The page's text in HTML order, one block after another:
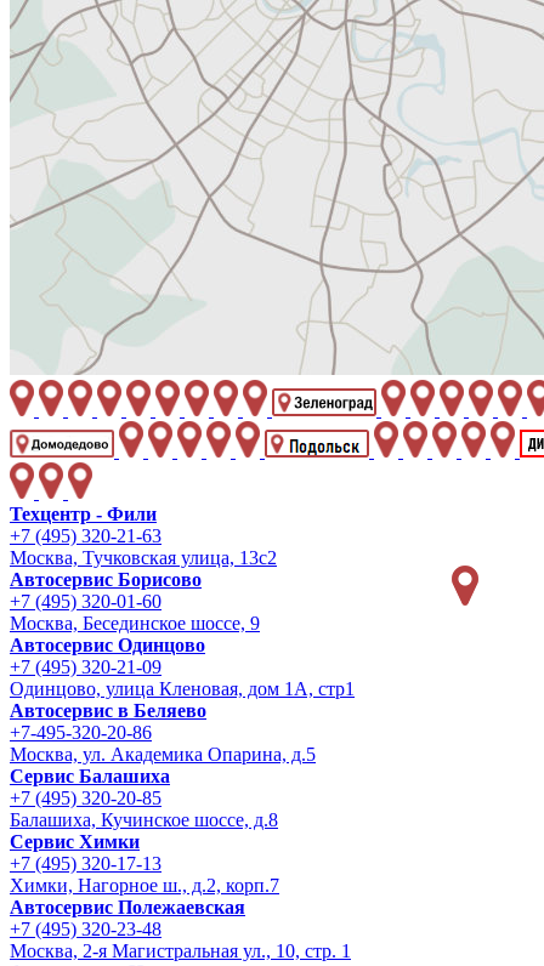
Техцентр - Фили
+7 (495) 320-21-63
Москва, Тучковская улица, 13с2
Автосервис Борисово
+7 (495) 320-01-60
Москва, Бесединское шоссе, 9
Автосервис Одинцово
+7 (495) 320-21-09
Одинцово, улица Кленовая, дом 1А, стр1
Автосервис в Беляево
+7-495-320-20-86
Москва, ул. Академика Опарина, д.5
Сервис Балашиха
+7 (495) 320-20-85
Балашиха, Кучинское шоссе, д.8
Сервис Химки
+7 (495) 320-17-13
Химки, Нагорное ш., д.2, корп.7
Автосервис Полежаевская
+7 (495) 320-23-48
Москва, 2-я Магистральная ул., 10, стр. 1